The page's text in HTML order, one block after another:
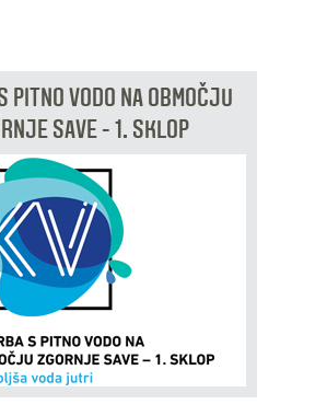
PITNO VODO NA OBMOČJU
SAVE - 1. SKLOP